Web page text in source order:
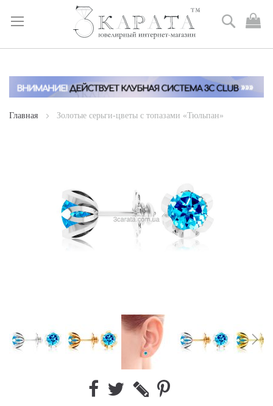
Skip
Content
Поиск
Главная Золотые серьги-цветы с топазами «Тюльпан»